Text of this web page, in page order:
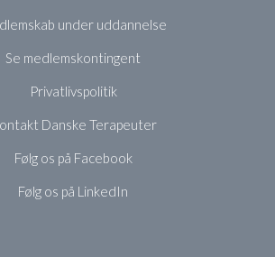
under uddannelse
Se medlemskontingent
Privatlivspolitik
Danske Terapeuter
Følg os på Facebook
Følg os på LinkedIn